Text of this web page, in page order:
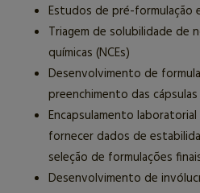
Estudos de pré-formulação
Triagem de solubilidade de
químicas (NCEs)
Desenvolvimento de
preenchimento das
Encapsulamento
fornecer dados de
seleção de formulações
Desenvolvimento de